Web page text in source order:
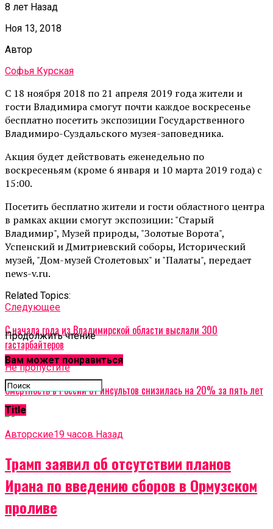
8 лет Назад
Ноя 13, 2018
Автор
Софья Курская
С 18 ноября 2018 по 21 апреля 2019 года жители и
гости Владимира смогут почти каждое воскресенье
бесплатно посетить экспозиции Государственного
Владимиро-Суздальского музея-заповедника.
Акция будет действовать еженедельно по
воскресеньям (кроме 6 января и 10 марта 2019 года) с
15:00.
Посетить бесплатно жители и гости областного центра
в рамках акции смогут экспозиции: "Старый
Владимир", Музей природы, "Золотые Ворота",
Успенский и Дмитриевский соборы, Исторический
музей, "Дом-музей Столетовых" и "Палаты", передает
news-v.ru.
Related Topics:
Cледующее
С начала года из Владимирской области выслали 300
гастарбайтеров
Не пропустите
Смертность в России от инсультов снизилась на 20% за пять лет
Продолжить чтение
Вам может понравиться
Title
Авторские19 часов Назад
Трамп заявил об отсутствии планов
Ирана по введению сборов в Ормузском
проливе